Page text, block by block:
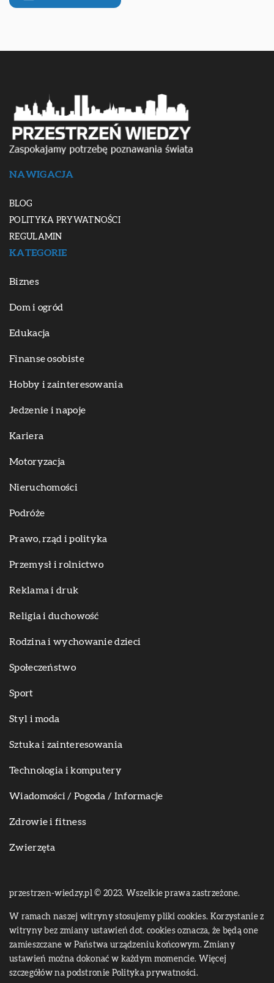
NAWIGACJA
BLOG
POLITYKA PRYWATNOŚCI
REGULAMIN
KATEGORIE
Biznes
Dom i ogród
Edukacja
Finanse osobiste
Hobby i zainteresowania
Jedzenie i napoje
Kariera
Motoryzacja
Nieruchomości
Podróże
Prawo, rząd i polityka
Przemysł i rolnictwo
Reklama i druk
Religia i duchowość
Rodzina i wychowanie dzieci
Społeczeństwo
Sport
Styl i moda
Sztuka i zainteresowania
Technologia i komputery
Wiadomości / Pogoda / Informacje
Zdrowie i fitness
Zwierzęta
przestrzen-wiedzy.pl © 2023. Wszelkie prawa zastrzeżone.
W ramach naszej witryny stosujemy pliki cookies. Korzystanie z
witryny bez zmiany ustawień dot. cookies oznacza, że będą one
zamieszczane w Państwa urządzeniu końcowym. Zmiany
ustawień można dokonać w każdym momencie. Więcej
szczegółów na podstronie Polityka prywatności.